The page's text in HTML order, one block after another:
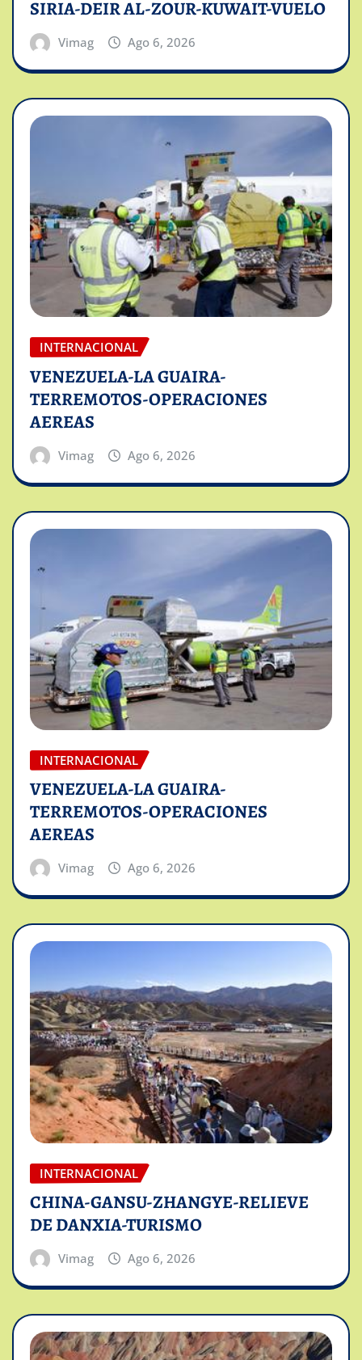
SIRIA-DEIR AL-ZOUR-KUWAIT-VUELO
Vimag Ago 6, 2026
INTERNACIONAL
VENEZUELA-LA GUAIRA-
TERREMOTOS-OPERACIONES
AEREAS
Vimag Ago 6, 2026
INTERNACIONAL
VENEZUELA-LA GUAIRA-
TERREMOTOS-OPERACIONES
AEREAS
Vimag Ago 6, 2026
INTERNACIONAL
CHINA-GANSU-ZHANGYE-RELIEVE
DE DANXIA-TURISMO
Vimag Ago 6, 2026